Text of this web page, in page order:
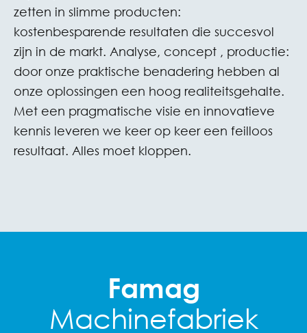
zetten in slimme producten:
kostenbesparende resultaten die succesvol
zijn in de markt. Analyse, concept , productie:
door onze praktische benadering hebben al
onze oplossingen een hoog realiteitsgehalte.
Met een pragmatische visie en innovatieve
kennis leveren we keer op keer een feilloos
resultaat. Alles moet kloppen.
Famag
Machinefabriek